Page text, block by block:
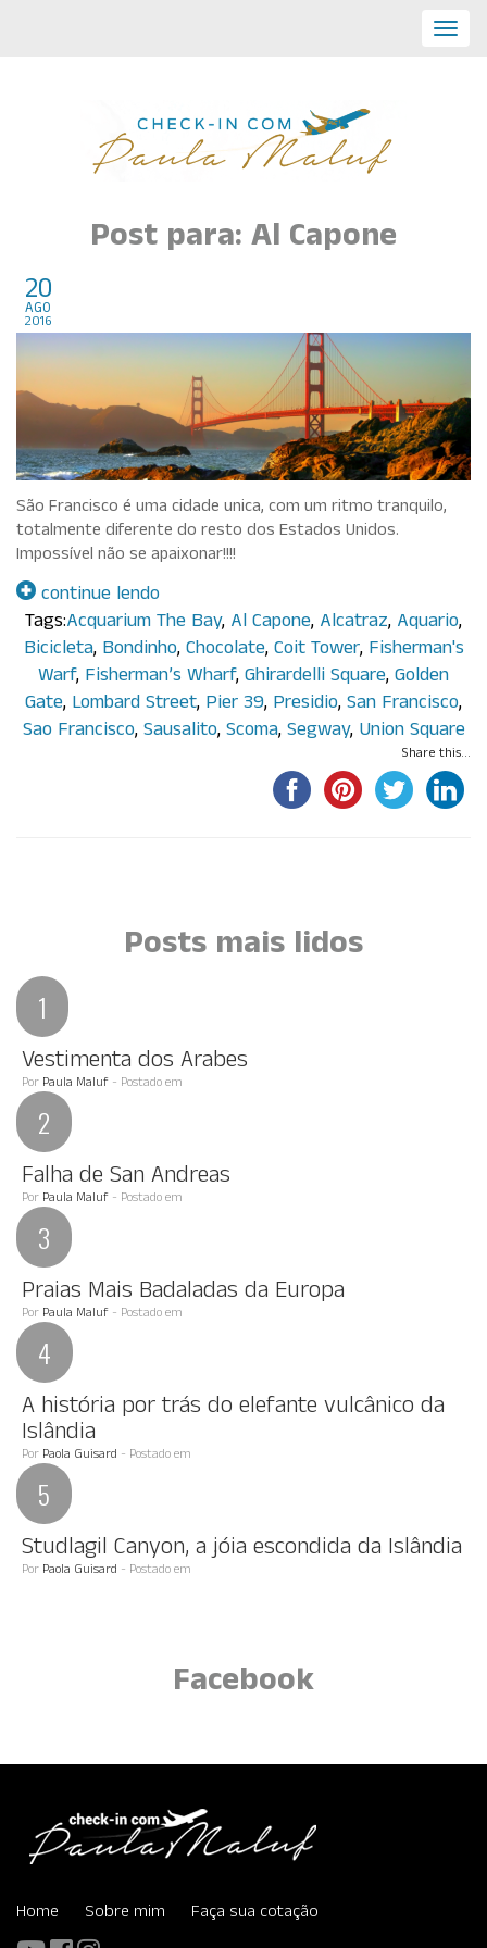
Post para: Al Capone
20
ago
2016
São Francisco é uma cidade unica, com um ritmo tranquilo,
totalmente diferente do resto dos Estados Unidos.
Impossível não se apaixonar!!!!
continue lendo
Tags:Acquarium The Bay, Al Capone, Alcatraz, Aquario,
Bicicleta, Bondinho, Chocolate, Coit Tower, Fisherman's
Warf, Fisherman’s Wharf, Ghirardelli Square, Golden
Gate, Lombard Street, Pier 39, Presidio, San Francisco,
Sao Francisco, Sausalito, Scoma, Segway, Union Square
Share this...
Posts mais lidos
Vestimenta dos Arabes
Por Paula Maluf - Postado em
Falha de San Andreas
Por Paula Maluf - Postado em
Praias Mais Badaladas da Europa
Por Paula Maluf - Postado em
A história por trás do elefante vulcânico da
Islândia
Por Paola Guisard - Postado em
Studlagil Canyon, a jóia escondida da Islândia
Por Paola Guisard - Postado em
Facebook
Home Sobre mim Faça sua cotação